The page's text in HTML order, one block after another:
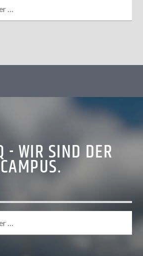
- WIR SIND DER
CAMPUS.